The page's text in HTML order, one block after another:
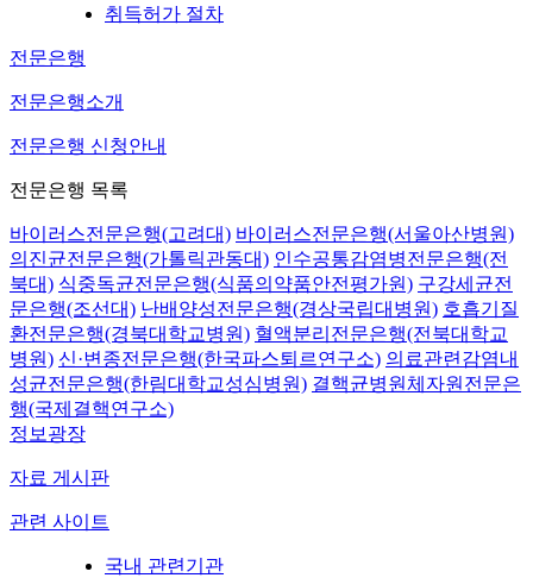
취득허가 절차
전문은행
전문은행소개
전문은행 신청안내
전문은행 목록
바이러스전문은행(고려대) 바이러스전문은행(서울아산병원)
의진균전문은행(가톨릭관동대) 인수공통감염병전문은행(전
북대) 식중독균전문은행(식품의약품안전평가원) 구강세균전
문은행(조선대) 난배양성전문은행(경상국립대병원) 호흡기질
환전문은행(경북대학교병원) 혈액분리전문은행(전북대학교
병원) 신·변종전문은행(한국파스퇴르연구소) 의료관련감염내
성균전문은행(한림대학교성심병원) 결핵균병원체자원전문은
행(국제결핵연구소)
정보광장
자료 게시판
관련 사이트
국내 관련기관